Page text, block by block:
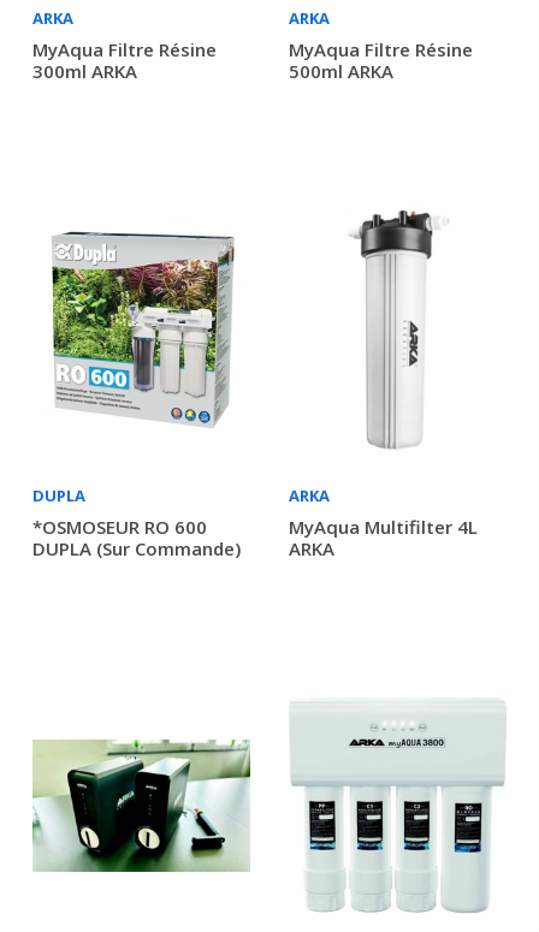
ARKA
MyAqua Filtre Résine
300ml ARKA
ARKA
MyAqua Filtre Résine
500ml ARKA
DUPLA
*OSMOSEUR RO 600
DUPLA (sur Commande)
ARKA
MyAqua Multifilter 4L
ARKA